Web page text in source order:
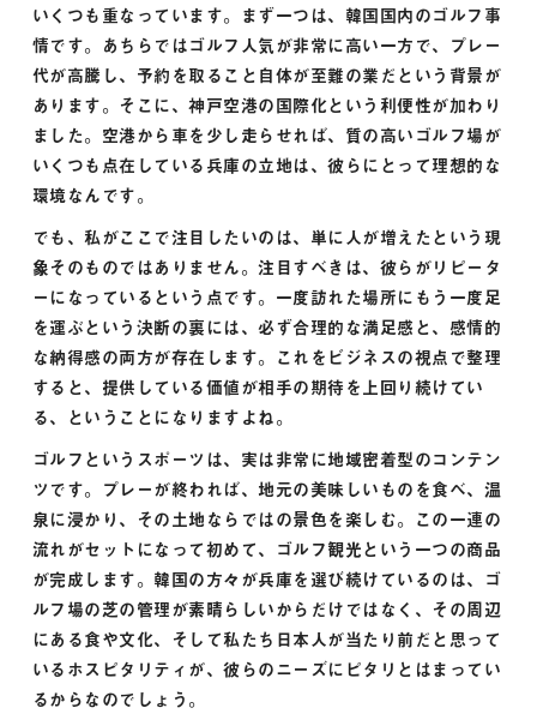
いくつも重なっています。まず一つは、韓国国内のゴルフ事
情です。あちらではゴルフ人気が非常に高い一方で、プレー
代が高騰し、予約を取ること自体が至難の業だという背景が
あります。そこに、神戸空港の国際化という利便性が加わり
ました。空港から車を少し走らせれば、質の高いゴルフ場が
いくつも点在している兵庫の立地は、彼らにとって理想的な
環境なんです。
でも、私がここで注目したいのは、単に人が増えたという現
象そのものではありません。注目すべきは、彼らがリピータ
ーになっているという点です。一度訪れた場所にもう一度足
を運ぶという決断の裏には、必ず合理的な満足感と、感情的
な納得感の両方が存在します。これをビジネスの視点で整理
すると、提供している価値が相手の期待を上回り続けてい
る、ということになりますよね。
ゴルフというスポーツは、実は非常に地域密着型のコンテン
ツです。プレーが終われば、地元の美味しいものを食べ、温
泉に浸かり、その土地ならではの景色を楽しむ。この一連の
流れがセットになって初めて、ゴルフ観光という一つの商品
が完成します。韓国の方々が兵庫を選び続けているのは、ゴ
ルフ場の芝の管理が素晴らしいからだけではなく、その周辺
にある食や文化、そして私たち日本人が当たり前だと思って
いるホスピタリティが、彼らのニーズにピタリとはまってい
るからなのでしょう。